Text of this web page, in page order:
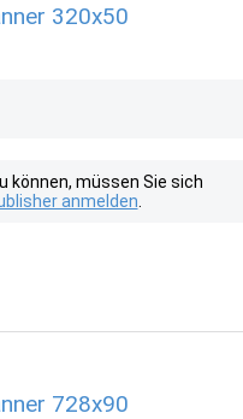
320x50
können, müssen Sie sich
anmelden
728x90